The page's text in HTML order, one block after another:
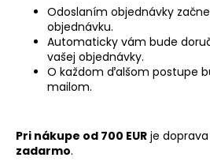
Odoslaním objednávky
objednávku.
Automaticky vám bude
vašej objednávky.
O každom ďalšom postupe
mailom.
Pri nákupe od 700 EUR je
zadarmo.